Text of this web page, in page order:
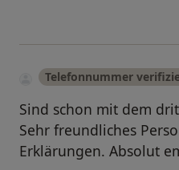
Telefonnummer
Sind schon mit dem
Sehr freundliches
Erklärungen. Absolut